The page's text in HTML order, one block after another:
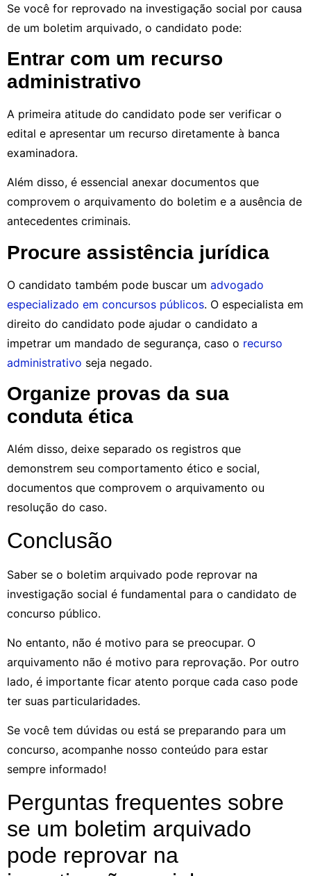
Se você for reprovado na investigação social por causa
de um boletim arquivado, o candidato pode:
Entrar com um recurso
administrativo
A primeira atitude do candidato pode ser verificar o
edital e apresentar um recurso diretamente à banca
examinadora.
Além disso, é essencial anexar documentos que
comprovem o arquivamento do boletim e a ausência de
antecedentes criminais.
Procure assistência jurídica
O candidato também pode buscar um advogado
especializado em concursos públicos. O especialista em
direito do candidato pode ajudar o candidato a
impetrar um mandado de segurança, caso o recurso
administrativo seja negado.
Organize provas da sua
conduta ética
Além disso, deixe separado os registros que
demonstrem seu comportamento ético e social,
documentos que comprovem o arquivamento ou
resolução do caso.
Conclusão
Saber se o boletim arquivado pode reprovar na
investigação social é fundamental para o candidato de
concurso público.
No entanto, não é motivo para se preocupar. O
arquivamento não é motivo para reprovação. Por outro
lado, é importante ficar atento porque cada caso pode
ter suas particularidades.
Se você tem dúvidas ou está se preparando para um
concurso, acompanhe nosso conteúdo para estar
sempre informado!
Perguntas frequentes sobre
se um boletim arquivado
pode reprovar na